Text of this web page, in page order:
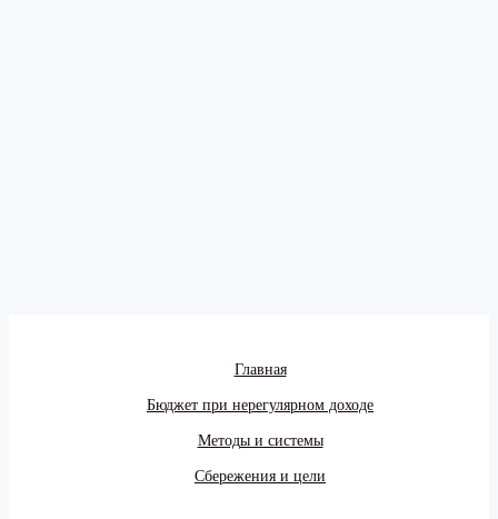
Главная
Бюджет при нерегулярном доходе
Методы и системы
Сбережения и цели